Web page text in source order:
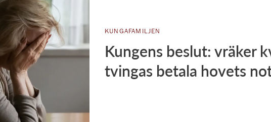
KUNGAFAMILJEN
Kungens beslut: vräker
tvingas betala hovets